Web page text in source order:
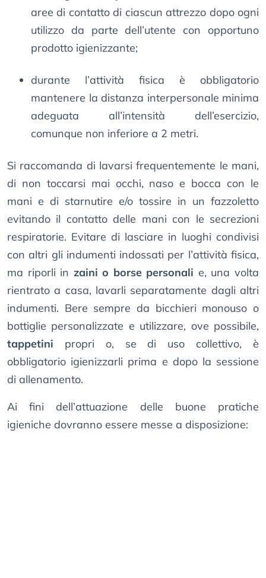
aree di contatto di ciascun attrezzo dopo ogni
utilizzo da parte dell’utente con opportuno
prodotto igienizzante;
durante l’attività fisica è obbligatorio
mantenere la distanza interpersonale minima
adeguata all’intensità dell’esercizio,
comunque non inferiore a 2 metri.
Si raccomanda di lavarsi frequentemente le mani,
di non toccarsi mai occhi, naso e bocca con le
mani e di starnutire e/o tossire in un fazzoletto
evitando il contatto delle mani con le secrezioni
respiratorie. Evitare di lasciare in luoghi condivisi
con altri gli indumenti indossati per l’attività fisica,
ma riporli in zaini o borse personali e, una volta
rientrato a casa, lavarli separatamente dagli altri
indumenti. Bere sempre da bicchieri monouso o
bottiglie personalizzate e utilizzare, ove possibile,
tappetini propri o, se di uso collettivo, è
obbligatorio igienizzarli prima e dopo la sessione
di allenamento.
Ai fini dell’attuazione delle buone pratiche
igieniche dovranno essere messe a disposizione: